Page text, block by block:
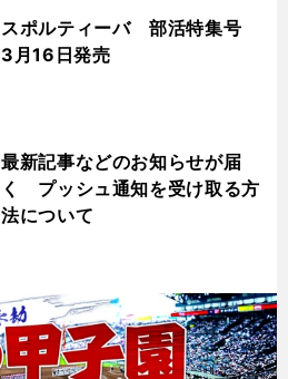
スポルティーバ 部活特集号
3月16日発売
最新記事などのお知らせが届
く プッシュ通知を受け取る方
法について